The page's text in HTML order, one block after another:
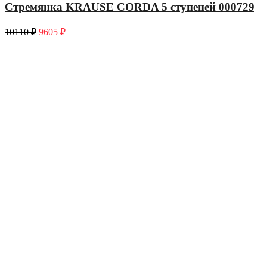
Стремянка KRAUSE CORDA 5 ступеней 000729
10110₽ 9605 ₽